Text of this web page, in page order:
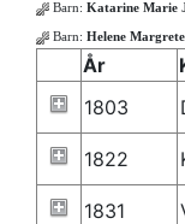
Barn: Katarine Marie
Barn: Helene Margrete
År
1803
1822
1831